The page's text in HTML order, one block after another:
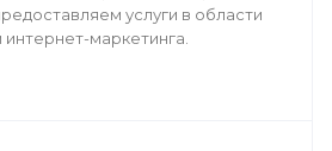
услуги в области
маркетинга.